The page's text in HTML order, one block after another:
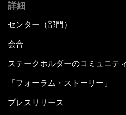
詳細
センター（部門）
会合
ステークホルダーのコミュニティ
「フォーラム・ストーリー」
プレスリリース